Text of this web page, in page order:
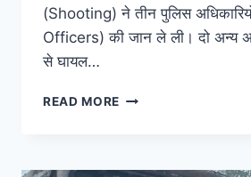
(Shooting) ने तीन पुलिस
Officers) की जान ले ली। दो अन्य
से घायल…
READ MORE